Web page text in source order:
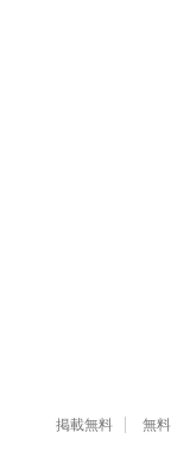
掲載無料 無